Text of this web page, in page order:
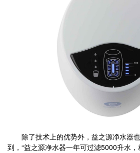
除了技术上的优势外，益之源净水器
到，“益之源净水器一年可过滤5000升水